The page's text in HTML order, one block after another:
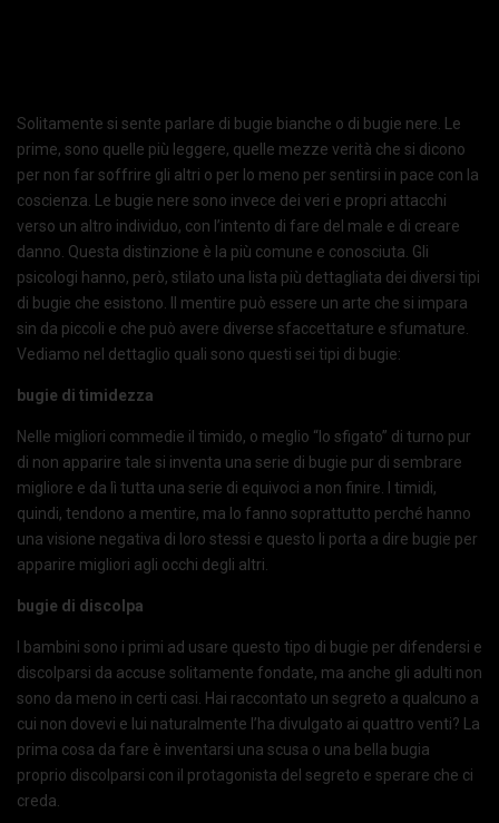
Solitamente si sente parlare di bugie bianche o di bugie nere. Le
prime, sono quelle più leggere, quelle mezze verità che si dicono
per non far soffrire gli altri o per lo meno per sentirsi in pace con la
coscienza. Le bugie nere sono invece dei veri e propri attacchi
verso un altro individuo, con l’intento di fare del male e di creare
danno. Questa distinzione è la più comune e conosciuta. Gli
psicologi hanno, però, stilato una lista più dettagliata dei diversi tipi
di bugie che esistono. Il mentire può essere un arte che si impara
sin da piccoli e che può avere diverse sfaccettature e sfumature.
Vediamo nel dettaglio quali sono questi sei tipi di bugie:
bugie di timidezza
Nelle migliori commedie il timido, o meglio “lo sfigato” di turno pur
di non apparire tale si inventa una serie di bugie pur di sembrare
migliore e da lì tutta una serie di equivoci a non finire. I timidi,
quindi, tendono a mentire, ma lo fanno soprattutto perché hanno
una visione negativa di loro stessi e questo li porta a dire bugie per
apparire migliori agli occhi degli altri.
bugie di discolpa
I bambini sono i primi ad usare questo tipo di bugie per difendersi e
discolparsi da accuse solitamente fondate, ma anche gli adulti non
sono da meno in certi casi. Hai raccontato un segreto a qualcuno a
cui non dovevi e lui naturalmente l’ha divulgato ai quattro venti? La
prima cosa da fare è inventarsi una scusa o una bella bugia
proprio discolparsi con il protagonista del segreto e sperare che ci
creda.